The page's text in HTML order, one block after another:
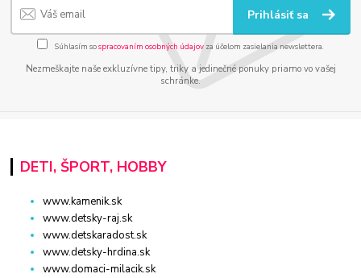
Prihlásiť sa
Súhlasím sospracovaním osobných údajov za účelom zasielania newslettera.
Nezmeškajte naše exkluzívne tipy, triky a jedinečné ponuky priamo vo vašej
schránke.
DETI, ŠPORT, HOBBY
www.kamenik.sk
www.detsky-raj.sk
www.detskaradost.sk
www.detsky-hrdina.sk
www.domaci-milacik.sk